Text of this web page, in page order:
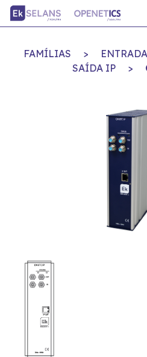
FAMÍLIAS >
SAÍDA IP
>